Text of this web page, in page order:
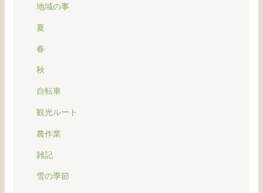
地域の事
夏
春
秋
自転車
観光ルート
農作業
雑記
雪の季節